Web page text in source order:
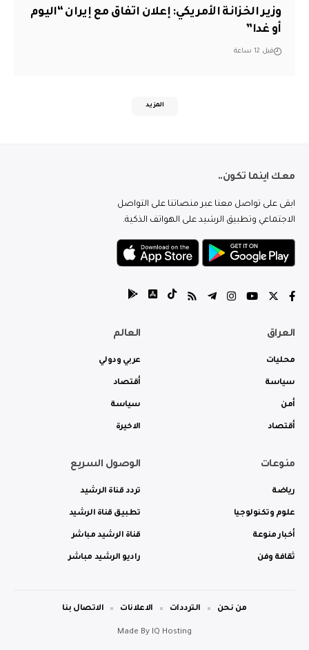
وزير الخزانة الأمريكي: إعلان اتفاق مع إيران “اليوم
أو غدا”
قبل 12 ساعة
المزيد
معك اينما تكون..
ابقى على تواصل معنا عبر منصاتنا على التواصل
الاجتماعي وتطبيق الرشيد على الهواتف الذكية.
العراق
محليات
سياسة
أمن
أقتصاد
العالم
عربي ودولي
أقتصاد
سياسة
الاخيرة
منوعات
رياضة
علوم وتكنولوجيا
أخبار منوعة
ثقافة وفن
الوصول السريع
تردد قناة الرشيد
تطبيق قناة الرشيد
قناة الرشيد مباشر
راديو الرشيد مباشر
Made By IQ Hosting
من نحن الترددات الاعلانات الاتصال بنا